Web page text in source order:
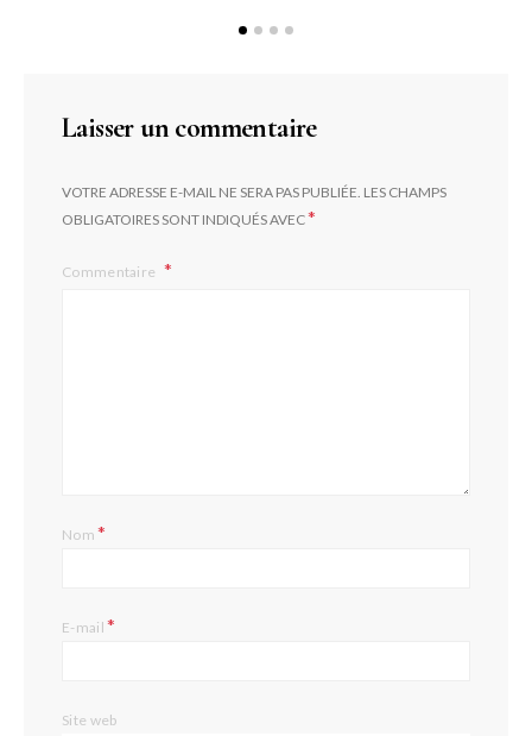
Laisser un commentaire
VOTRE ADRESSE E-MAIL NE SERA PAS PUBLIÉE. LES CHAMPS
OBLIGATOIRES SONT INDIQUÉS AVEC*
Commentaire
Nom*
E-mail*
Site web